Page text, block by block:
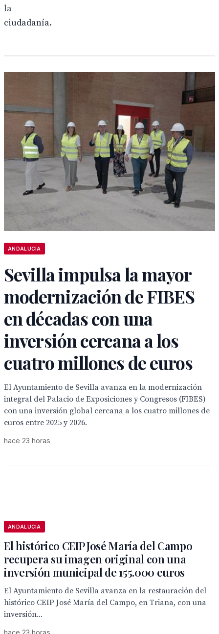
la
ciudadanía.
ANDALUCÍA
Sevilla impulsa la mayor
modernización de FIBES
en décadas con una
inversión cercana a los
cuatro millones de euros
El Ayuntamiento de Sevilla avanza en la modernización
integral del Palacio de Exposiciones y Congresos (FIBES)
con una inversión global cercana a los cuatro millones de
euros entre 2025 y 2026.
hace 23 horas
ANDALUCÍA
El histórico CEIP José María del Campo
recupera su imagen original con una
inversión municipal de 155.000 euros
El Ayuntamiento de Sevilla avanza en la restauración del
histórico CEIP José María del Campo, en Triana, con una
inversión...
hace 23 horas